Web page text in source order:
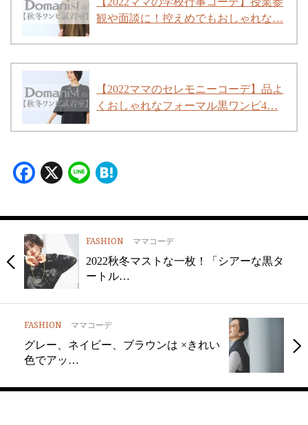
観や面談に！控えめでもおしゃれな…
【2022ママのセレモニーコーデ】品よ
くおしゃれなフォーマル黒ワンピ4…
Facebook
X Line
FASHION ママコーデ
2022秋冬マストな一枚！「シアーな黒タ
ートル…
FASHION ママコーデ
グレー、ネイビー、ブラウンは ×きれい
色でアッ…